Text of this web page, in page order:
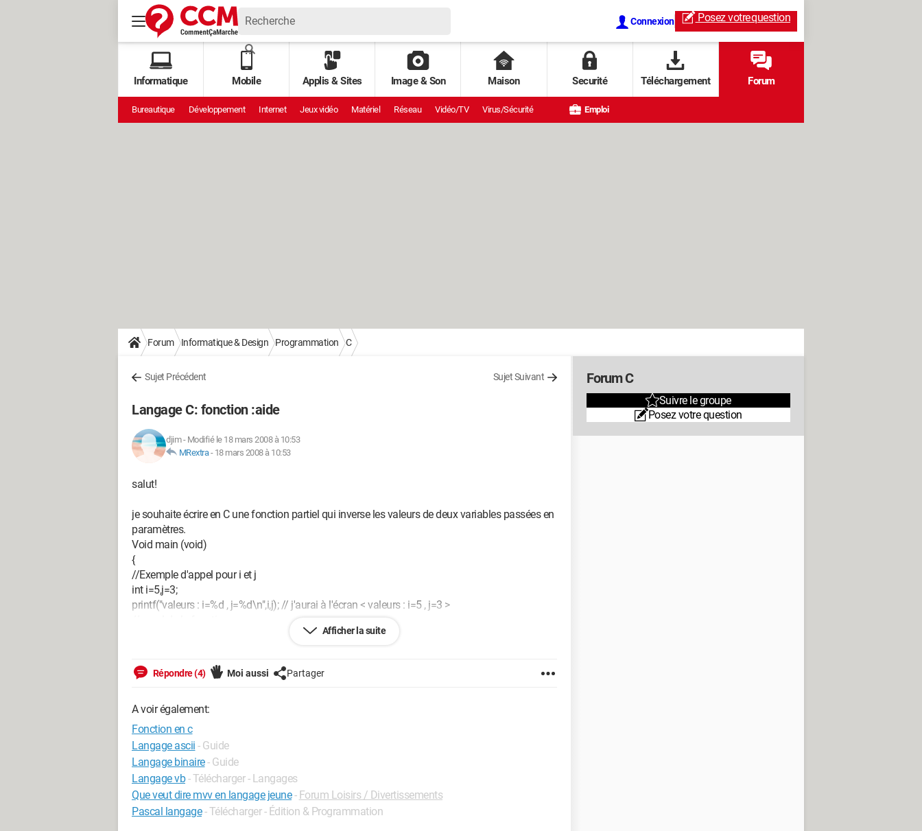
Connexion Posez votrequestion
Informatique Mobile Applis & Sites Image & Son Maison Securité Téléchargement Forum
Bureautique Développement Internet Jeux vidéo Matériel Réseau Vidéo/TV Virus/Sécurité Emploi
Forum Informatique & Design Programmation C
Sujet Précédent Sujet Suivant
Langage C: fonction :aide
djim- Modifié le 18 mars 2008 à 10:53
MRextra- 18 mars 2008 à 10:53
salut!
je souhaite écrire en C une fonction partiel qui inverse les valeurs de deux variables passées en
paramètres.
Void main (void)
{
//Exemple d'appel pour i et j
int i=5,j=3;
printf("valeurs : i=%d , j=%d\n",i,j); // j'aurai à l'écran < valeurs : i=5 , j=3 >
pourriez vousm'aidez svp
Afficher la suite
Répondre (4) Moi aussi Partager
A voir également:
Fonction en c
Langage ascii - Guide
Langage binaire- Guide
Langage vb - Télécharger - Langages
Que veut dire mvv en langage jeune - Forum Loisirs / Divertissements
Pascal langage - Télécharger - Édition & Programmation
Forum C
Suivre le groupe
Posez votre question